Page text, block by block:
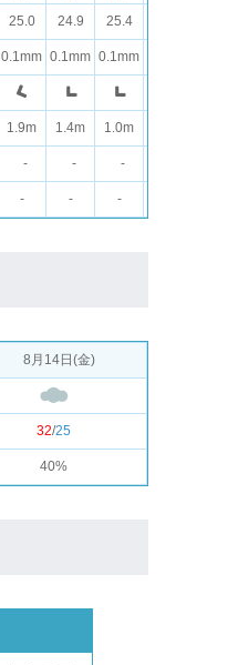
25.0 24.9 25.4
0.1mm 0.1mm 0.1mm
1.9m 1.4m 1.0m
- - -
- - -
8月14日(金)
32/25
40%